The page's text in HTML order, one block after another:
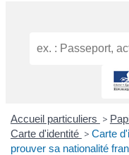
Accueil particuliers >
Carte d'identité > Carte
prouver sa nationalité